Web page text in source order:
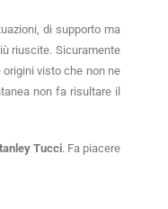
di supporto ma
riuscite. Sicuramente
visto che non ne
non fa risultare il
Tucci. Fa piacere